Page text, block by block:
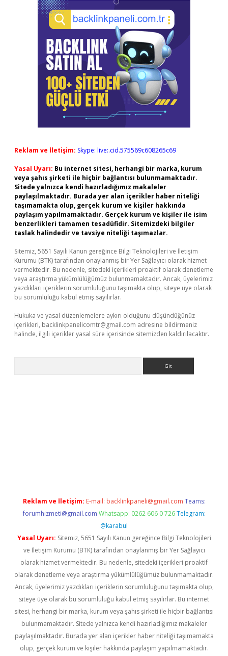
Reklam ve İletişim: Skype: live:.cid.575569c608265c69
Yasal Uyarı: Bu internet sitesi, herhangi bir marka, kurum
veya şahıs şirketi ile hiçbir bağlantısı bulunmamaktadır.
Sitede yalnızca kendi hazırladığımız makaleler
paylaşılmaktadır. Burada yer alan içerikler haber niteliği
taşımamakta olup, gerçek kurum ve kişiler hakkında
paylaşım yapılmamaktadır. Gerçek kurum ve kişiler ile isim
benzerlikleri tamamen tesadüfidir. Sitemizdeki bilgiler
taslak halindedir ve tavsiye niteliği taşımazlar.
Sitemiz, 5651 Sayılı Kanun gereğince Bilgi Teknolojileri ve İletişim
Kurumu (BTK) tarafından onaylanmış bir Yer Sağlayıcı olarak hizmet
vermektedir. Bu nedenle, sitedeki içerikleri proaktif olarak denetleme
veya araştırma yükümlülüğümüz bulunmamaktadır. Ancak, üyelerimiz
yazdıkları içeriklerin sorumluluğunu taşımakta olup, siteye üye olarak
bu sorumluluğu kabul etmiş sayılırlar.
Hukuka ve yasal düzenlemelere aykırı olduğunu düşündüğünüz
içerikleri, backlinkpanelicomtr@gmail.com adresine bildirmeniz
halinde, ilgili içerikler yasal süre içerisinde sitemizden kaldırılacaktır.
Reklam ve İletişim: E-mail: backlinkpaneli@gmail.com Teams:
forumhizmeti@gmail.com Whatsapp: 0262 606 0 726 Telegram:
@karabul
Yasal Uyarı: Sitemiz, 5651 Sayılı Kanun gereğince Bilgi Teknolojileri
ve İletişim Kurumu (BTK) tarafından onaylanmış bir Yer Sağlayıcı
olarak hizmet vermektedir. Bu nedenle, sitedeki içerikleri proaktif
olarak denetleme veya araştırma yükümlülüğümüz bulunmamaktadır.
Ancak, üyelerimiz yazdıkları içeriklerin sorumluluğunu taşımakta olup,
siteye üye olarak bu sorumluluğu kabul etmiş sayılırlar. Bu internet
sitesi, herhangi bir marka, kurum veya şahıs şirketi ile hiçbir bağlantısı
bulunmamaktadır. Sitede yalnızca kendi hazırladığımız makaleler
paylaşılmaktadır. Burada yer alan içerikler haber niteliği taşımamakta
olup, gerçek kurum ve kişiler hakkında paylaşım yapılmamaktadır.